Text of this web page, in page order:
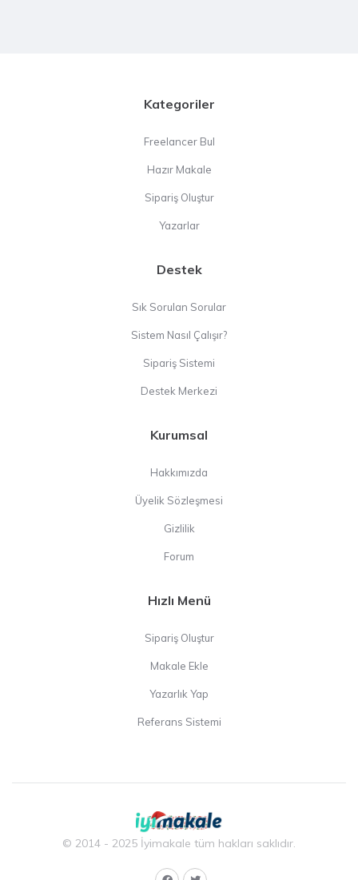
Kategoriler
Freelancer Bul
Hazır Makale
Sipariş Oluştur
Yazarlar
Destek
Sık Sorulan Sorular
Sistem Nasıl Çalışır?
Sipariş Sistemi
Destek Merkezi
Kurumsal
Hakkımızda
Üyelik Sözleşmesi
Gizlilik
Forum
Hızlı Menü
Sipariş Oluştur
Makale Ekle
Yazarlık Yap
Referans Sistemi
© 2014 - 2025 İyimakale tüm hakları saklıdır.